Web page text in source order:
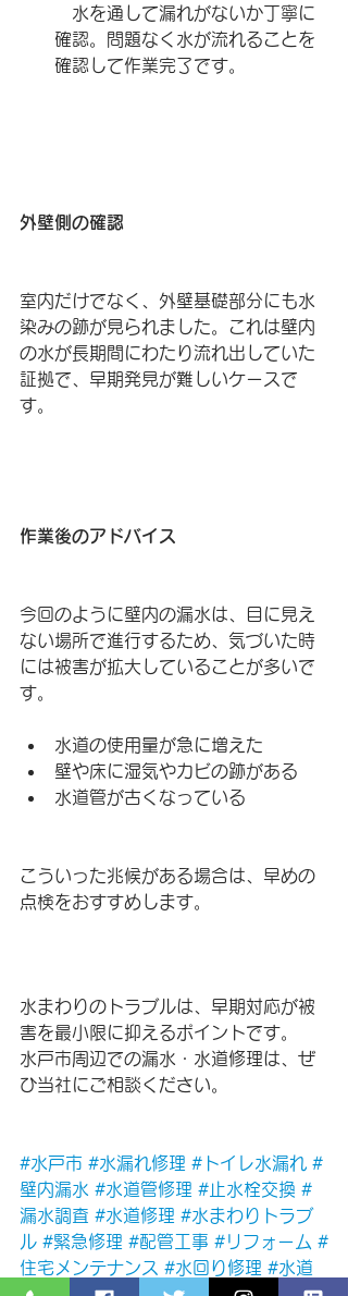
水を通して漏れがないか丁寧に
確認。問題なく水が流れることを
確認して作業完了です。
外壁側の確認
室内だけでなく、外壁基礎部分にも水
染みの跡が見られました。これは壁内
の水が長期間にわたり流れ出していた
証拠で、早期発見が難しいケースで
す。
作業後のアドバイス
今回のように壁内の漏水は、目に見え
ない場所で進行するため、気づいた時
には被害が拡大していることが多いで
す。
水道の使用量が急に増えた
壁や床に湿気やカビの跡がある
水道管が古くなっている
こういった兆候がある場合は、早めの
点検をおすすめします。
水まわりのトラブルは、早期対応が被
害を最小限に抑えるポイントです。
水戸市周辺での漏水・水道修理は、ぜ
ひ当社にご相談ください。
#水戸市 #水漏れ修理 #トイレ水漏れ #
壁内漏水 #水道管修理 #止水栓交換 #
漏水調査 #水道修理 #水まわりトラブ
ル #緊急修理 #配管工事 #リフォーム #
住宅メンテナンス #水回り修理 #水道